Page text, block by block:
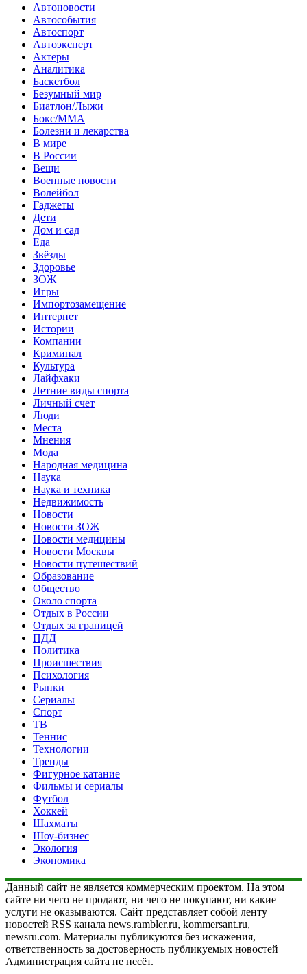
Автоновости
Автособытия
Автоспорт
Автоэксперт
Актеры
Аналитика
Баскетбол
Безумный мир
Биатлон/Лыжи
Бокс/MMA
Болезни и лекарства
В мире
В России
Вещи
Военные новости
Волейбол
Гаджеты
Дети
Дом и сад
Еда
Звёзды
Здоровье
ЗОЖ
Игры
Импортозамещение
Интернет
Истории
Компании
Криминал
Культура
Лайфхаки
Летние виды спорта
Личный счет
Люди
Места
Мнения
Мода
Народная медицина
Наука
Наука и техника
Недвижимость
Новости
Новости ЗОЖ
Новости медицины
Новости Москвы
Новости путешествий
Образование
Общество
Около спорта
Отдых в России
Отдых за границей
ПДД
Политика
Происшествия
Психология
Рынки
Сериалы
Спорт
ТВ
Теннис
Технологии
Тренды
Фигурное катание
Фильмы и сериалы
Футбол
Хоккей
Шахматы
Шоу-бизнес
Экология
Экономика
Данный сайт не является коммерческим проектом. На этом
сайте ни чего не продают, ни чего не покупают, ни какие
услуги не оказываются. Сайт представляет собой ленту
новостей RSS канала news.rambler.ru, kommersant.ru,
newsru.com. Материалы публикуются без искажения,
ответственность за достоверность публикуемых новостей
Администрация сайта не несёт.